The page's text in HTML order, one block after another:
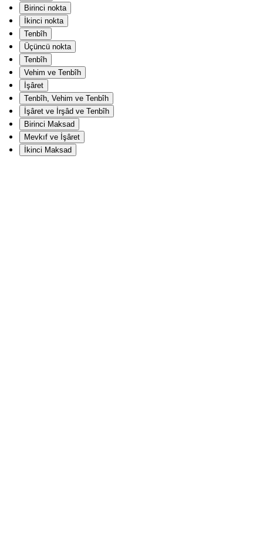
Birinci nokta
İkinci nokta
Tenbîh
Üçüncü nokta
Tenbîh
Vehim ve Tenbîh
İşâret
Tenbîh, Vehim ve Tenbîh
İşâret ve İrşâd ve Tenbîh
Birinci Maksad
Mevkıf ve İşâret
İkinci Maksad